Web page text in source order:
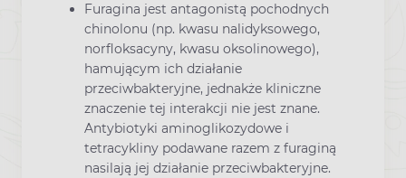
Furagina jest antagonistą pochodnych
chinolonu (np. kwasu nalidyksowego,
norfloksacyny, kwasu oksolinowego),
hamującym ich działanie
przeciwbakteryjne, jednakże kliniczne
znaczenie tej interakcji nie jest znane.
Antybiotyki aminoglikozydowe i
tetracykliny podawane razem z furaginą
nasilają jej działanie przeciwbakteryjne.